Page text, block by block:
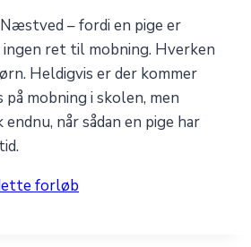
– fordi en pige er
ret til mobning. Hverken
Heldigvis er der kommer
mobning i skolen, men
når sådan en pige har
forløb